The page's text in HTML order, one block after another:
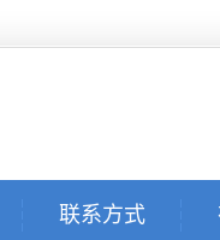
联系方式